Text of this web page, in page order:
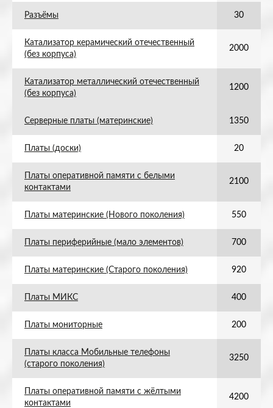
Разъёмы 30
Катализатор керамический отечественный
(без корпуса)
2000
Катализатор металлический отечественный
(без корпуса)
1200
Серверные платы (материнские) 1350
Платы (доски) 20
Платы оперативной памяти с белыми
контактами
2100
Платы материнские (Нового поколения) 550
Платы периферийные (мало элементов) 700
Платы материнские (Старого поколения) 920
Платы МИКС 400
Платы мониторные 200
Платы класса Мобильные телефоны
(старого поколения)
3250
Платы оперативной памяти с жёлтыми
контактами
4200